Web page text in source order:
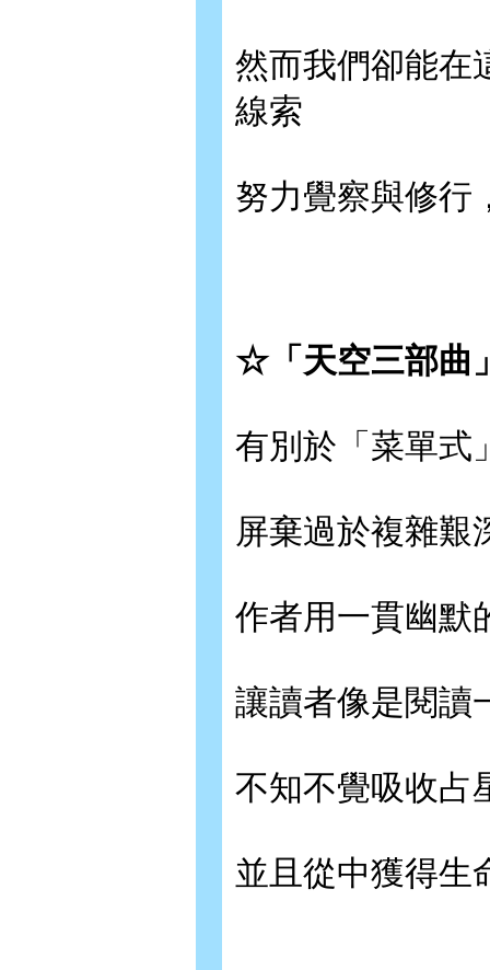
然而我們卻能在
線索
努力覺察與修行
☆「天空三部曲
有別於「菜單式
屏棄過於複雜艱
作者用一貫幽默
讓讀者像是閱讀
不知不覺吸收占
並且從中獲得生